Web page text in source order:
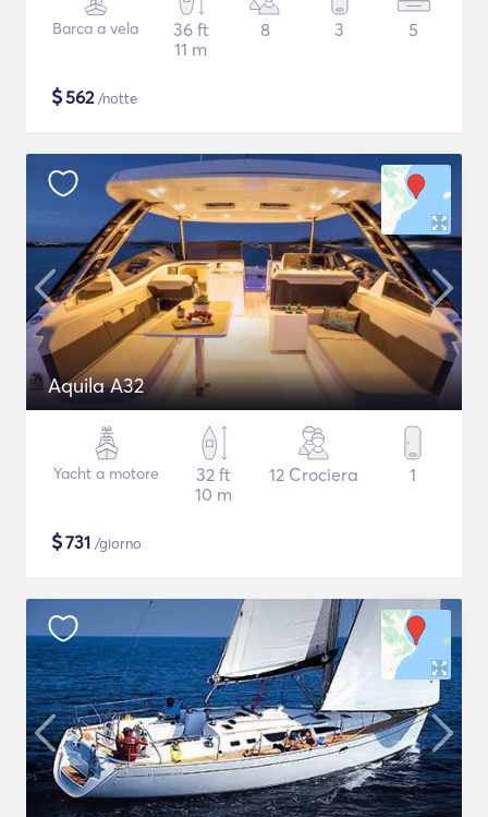
Barca a vela
36 ft
11 m
8 3 5
$562/notte
Aquila A32
Yacht a motore
32 ft
10 m
12 Crociera 1
$731 /giorno